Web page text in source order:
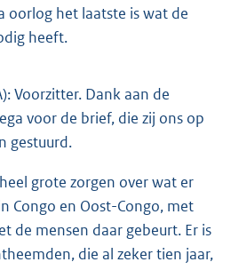
oorlog het laatste is wat de
heeft.
Voorzitter. Dank aan de
voor de brief, die zij ons op
gestuurd.
grote zorgen over wat er
Congo en Oost-Congo, met
de mensen daar gebeurt. Er is
die al zeker tien jaar,